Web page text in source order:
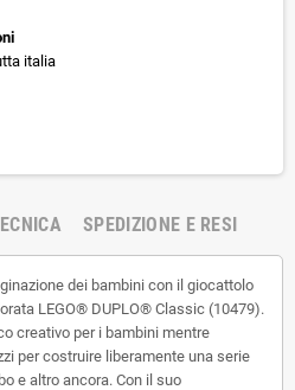
italia
SPEDIZIONE E RESI
dei bambini con il giocattolo
LEGO® DUPLO® Classic (10479).
creativo per i bambini mentre
per costruire liberamente una serie
e altro ancora. Con il suo